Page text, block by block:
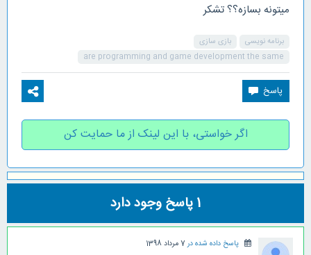
میتونه بسازه؟؟ تشکر
برنامه نویسی
بازی سازی
are programming and game development the same
اگر خواستی، با این لینک از ما حمایت کن
1پاسخ وجود دارد
پاسخ داده شده در 7 مرداد 1398